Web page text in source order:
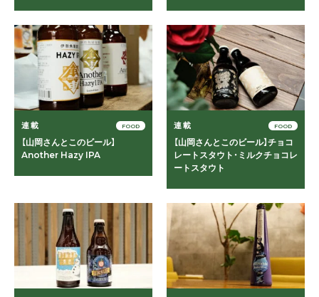
連載 FOOD
【山岡さんとこのビール】
Another Hazy IPA
連載 FOOD
【山岡さんとこのビール】チョコ
レートスタウト・ミルクチョコレ
ートスタウト